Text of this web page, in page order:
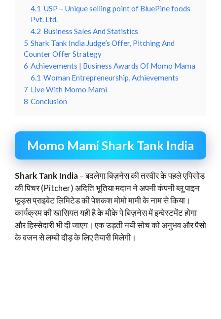
4.1 USP – Unique selling point of BluePine foods
Pvt. Ltd.
4.2 Business Sales And Statistics
5 Shark Tank India Judge’s Offer, Pitching And
Counter Offer Strategy
6 Achievements | Business Awards Of Momo Mama
6.1 Woman Entrepreneurship, Achievements
7 Live With Momo Mami
8 Conclusion
Momo Mami Shark Tank India
Shark Tank India– बदलेगा बिज़नेस की तस्वीर के पहले एपिसोड
की पिचर (Pitcher) अदिति भूतिया मदान ने अपनी कंपनी ब्लू पाइन
फूड्स प्राइवेट लिमिटेड की पेशकश मोमो मामी के नाम से किया।
कार्यक्रम की खासियत यही है के मौके पे बिज़नेस में इन्वेस्टमेंट होगा
और हिस्सेदारी भी दी जाएग। एक उड़ती नयी सोच को अनुभव और पैसो
के वजन से लम्बी दौड़ के लिए तैयारी मिलेगी।